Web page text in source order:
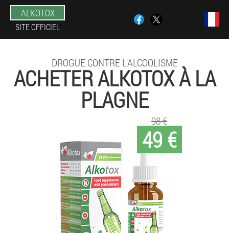
ALKOTOX
SITE OFFICIEL
DROGUE CONTRE L'ALCOOLISME
ACHETER ALKOTOX À LA
PLAGNE
49 €
98 €